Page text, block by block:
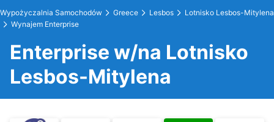
Wypożyczalnia Samochodów Greece Lesbos
Lotnisko Lesbos-Mitylena
Wynajem Enterprise
Enterprise w/na Lotnisko
Lesbos-Mitylena